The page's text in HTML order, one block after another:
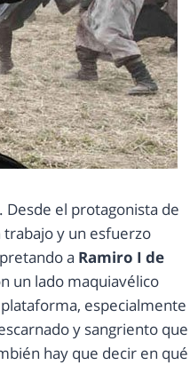
Desde el protagonista de
y un esfuerzo
a Ramiro I de
un lado maquiavélico
especialmente
y sangriento que
hay que decir en qué